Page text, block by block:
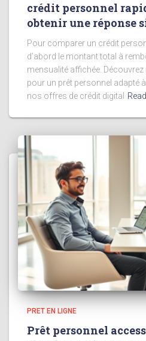
crédit personnel
obtenir une réponse
Pour comparer un crédit
d’abord le montant total à
mensualité affichée.
pour un prêt personnel adapté
nos offres de crédit digital
PRET EN LIGNE
Prêt personnel